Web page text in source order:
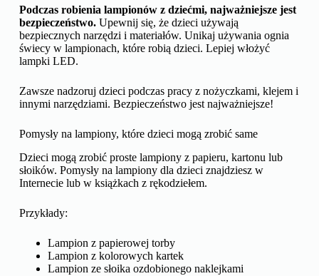
Podczas robienia lampionów z dziećmi, najważniejsze jest
bezpieczeństwo.Upewnij się, że dzieci używają
bezpiecznych narzędzi i materiałów. Unikaj używania ognia
świecy w lampionach, które robią dzieci. Lepiej włożyć
lampki LED.
Zawsze nadzoruj dzieci podczas pracy z nożyczkami, klejem i
innymi narzędziami. Bezpieczeństwo jest najważniejsze!
Pomysły na lampiony, które dzieci mogą zrobić same
Dzieci mogą zrobić proste lampiony z papieru, kartonu lub
słoików. Pomysły na lampiony dla dzieci znajdziesz w
Internecie lub w książkach z rękodziełem.
Przykłady:
Lampion z papierowej torby
Lampion z kolorowych kartek
Lampion ze słoika ozdobionego naklejkami